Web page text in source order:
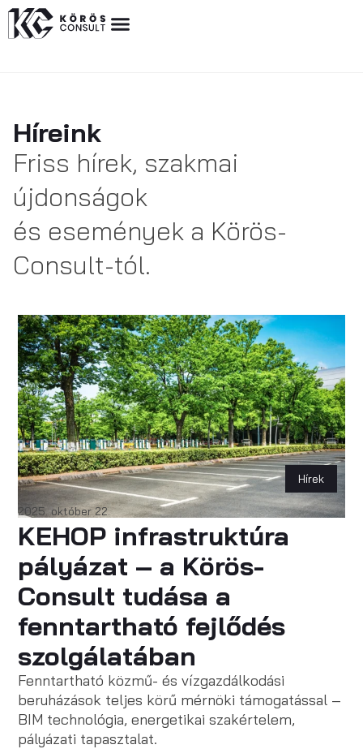
Híreink
Friss hírek, szakmai
újdonságok
és események a Körös-
Consult-tól.
Hírek
2025. október 22.
KEHOP infrastruktúra
pályázat – a Körös-
Consult tudása a
fenntartható fejlődés
szolgálatában
Fenntartható közmű- és vízgazdálkodási
beruházások teljes körű mérnöki támogatással –
BIM technológia, energetikai szakértelem,
pályázati tapasztalat.